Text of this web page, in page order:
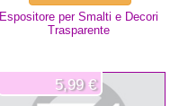
Espositore per Smalti e Decori
Trasparente
5,99 €